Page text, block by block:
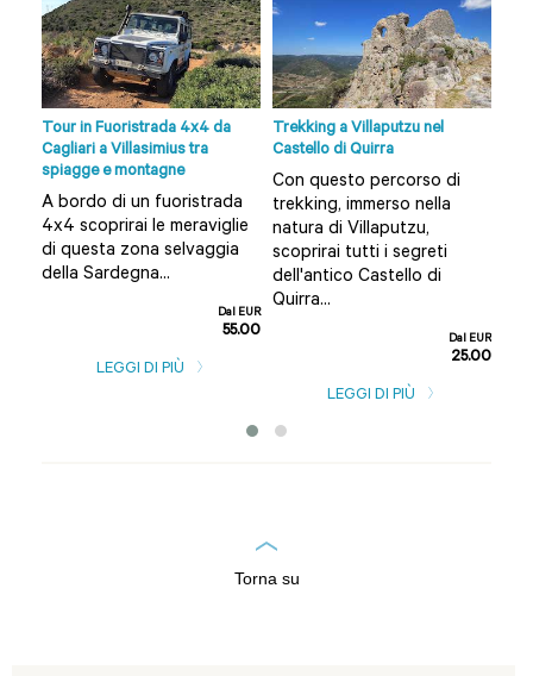
Tour in Fuoristrada 4x4 da
Cagliari a Villasimius tra
spiagge e montagne
A bordo di un fuoristrada
4x4 scoprirai le meraviglie
di questa zona selvaggia
della Sardegna...
Dal EUR
55.00
LEGGI DI PIÙ
Trekking a Villaputzu nel
Castello di Quirra
Con questo percorso di
trekking, immerso nella
natura di Villaputzu,
scoprirai tutti i segreti
dell'antico Castello di
Quirra...
Dal EUR
25.00
LEGGI DI PIÙ
Torna su